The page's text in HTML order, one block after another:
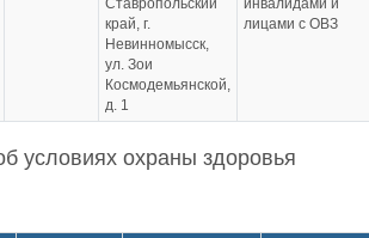
Ставропольский
край, г.
Невинномысск,
ул. Зои
Космодемьянской,
д. 1
инвалидами и
лицами с ОВЗ
условиях охраны здоровья